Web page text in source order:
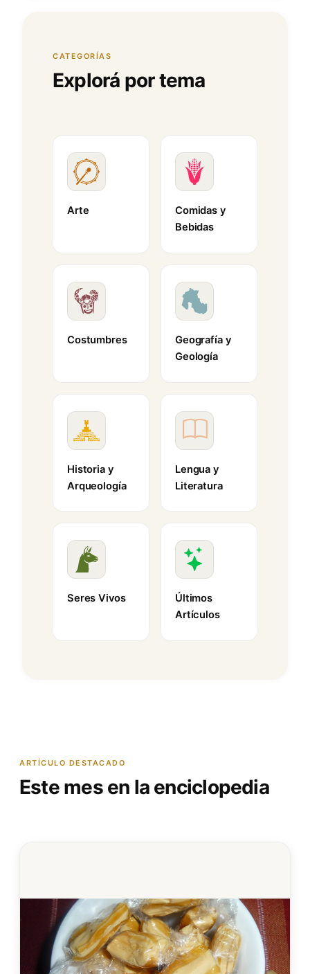
CATEGORÍAS
Explorá por tema
Arte
Comidas y
Bebidas
Costumbres
Geografía y
Geología
Historia y
Arqueología
Lengua y
Literatura
Seres Vivos
Últimos
Artículos
ARTÍCULO DESTACADO
Este mes en la enciclopedia